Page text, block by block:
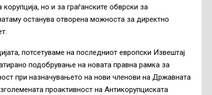
но и за граѓанските обврски за
останува отворена можноста за директно
потсетуваме на последниот европски Извештај
подобрување на новата правна рамка за
при назначувањето на нови членови на Државната
проактивност на Антикорупциската